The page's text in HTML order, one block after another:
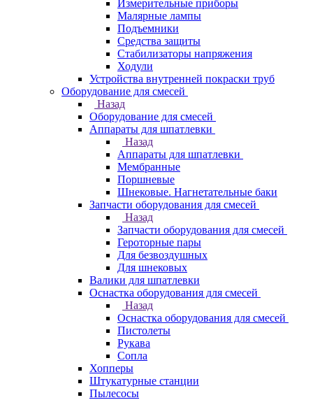
Измерительные приборы
Малярные лампы
Подъемники
Средства защиты
Стабилизаторы напряжения
Ходули
Устройства внутренней покраски труб
Оборудование для смесей
Назад
Оборудование для смесей
Аппараты для шпатлевки
Назад
Аппараты для шпатлевки
Мембранные
Поршневые
Шнековые. Нагнетательные баки
Запчасти оборудования для смесей
Назад
Запчасти оборудования для смесей
Героторные пары
Для безвоздушных
Для шнековых
Валики для шпатлевки
Оснастка оборудования для смесей
Назад
Оснастка оборудования для смесей
Пистолеты
Рукава
Сопла
Хопперы
Штукатурные станции
Пылесосы